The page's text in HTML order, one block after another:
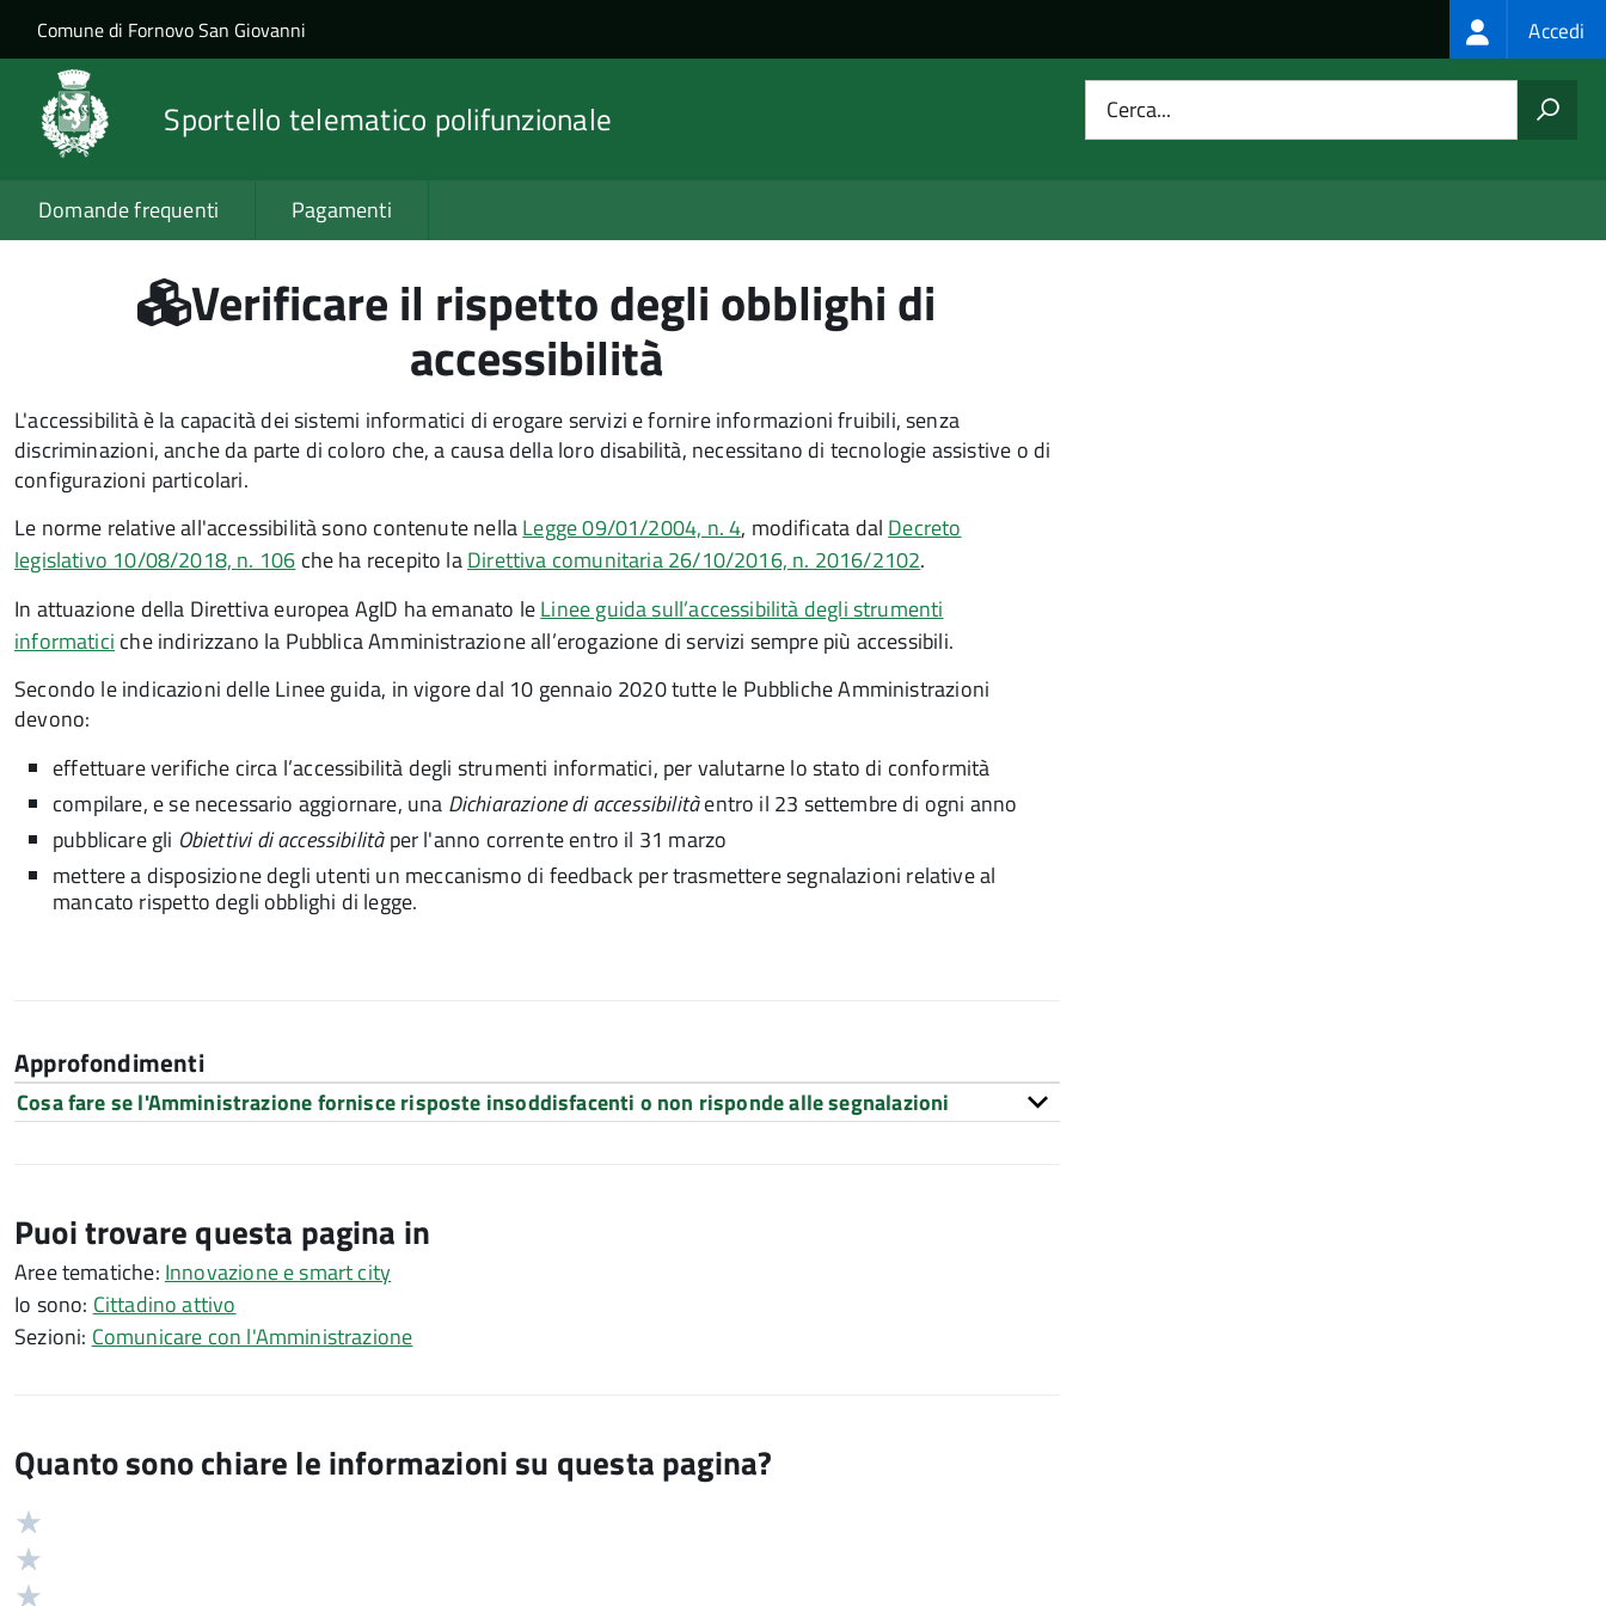
Salta al contenuto principale
Skip to site navigation
Comune di Fornovo San Giovanni Login
menu
Accedi
Sportello telematico polifunzionale Cerca...
Domande frequenti Pagamenti
Verificare il rispetto degli obblighi di
accessibilità
L'accessibilità è la capacità dei sistemi informatici di erogare servizi e fornire informazioni fruibili, senza
discriminazioni, anche da parte di coloro che, a causa della loro disabilità, necessitano di tecnologie assistive o di
configurazioni particolari.
Le norme relative all'accessibilità sono contenute nellaLegge 09/01/2004, n. 4, modificata dal Decreto
legislativo 10/08/2018, n. 106 che ha recepito laDirettiva comunitaria 26/10/2016, n. 2016/2102.
In attuazione della Direttiva europea AgID ha emanato leLinee guida sull’accessibilità degli strumenti
informatici che indirizzano la Pubblica Amministrazione all’erogazione di servizi sempre più accessibili.
Secondo le indicazioni delle Linee guida, in vigore dal 10 gennaio 2020 tutte le Pubbliche Amministrazioni
devono:
effettuare verifiche circa l’accessibilità degli strumenti informatici, per valutarne lo stato di conformità
compilare, e se necessario aggiornare, una Dichiarazione di accessibilitàentro il 23 settembre di ogni anno
pubblicare gli Obiettivi di accessibilitàper l'anno corrente entro il 31 marzo
mettere a disposizione degli utenti un meccanismo di feedback per trasmettere segnalazioni relative al
mancato rispetto degli obblighi di legge.
Approfondimenti
Cosa fare se l'Amministrazione fornisce risposte insoddisfacenti o non risponde alle segnalazioni
Puoi trovare questa pagina in
Aree tematiche: Innovazione e smart city
Io sono: Cittadino attivo
Sezioni: Comunicare con l'Amministrazione
Quanto sono chiare le informazioni su questa pagina?
Valutazione